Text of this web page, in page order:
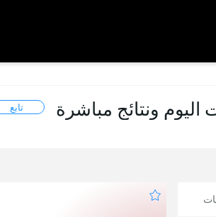
اليوم ونتائج مباشرة تابع